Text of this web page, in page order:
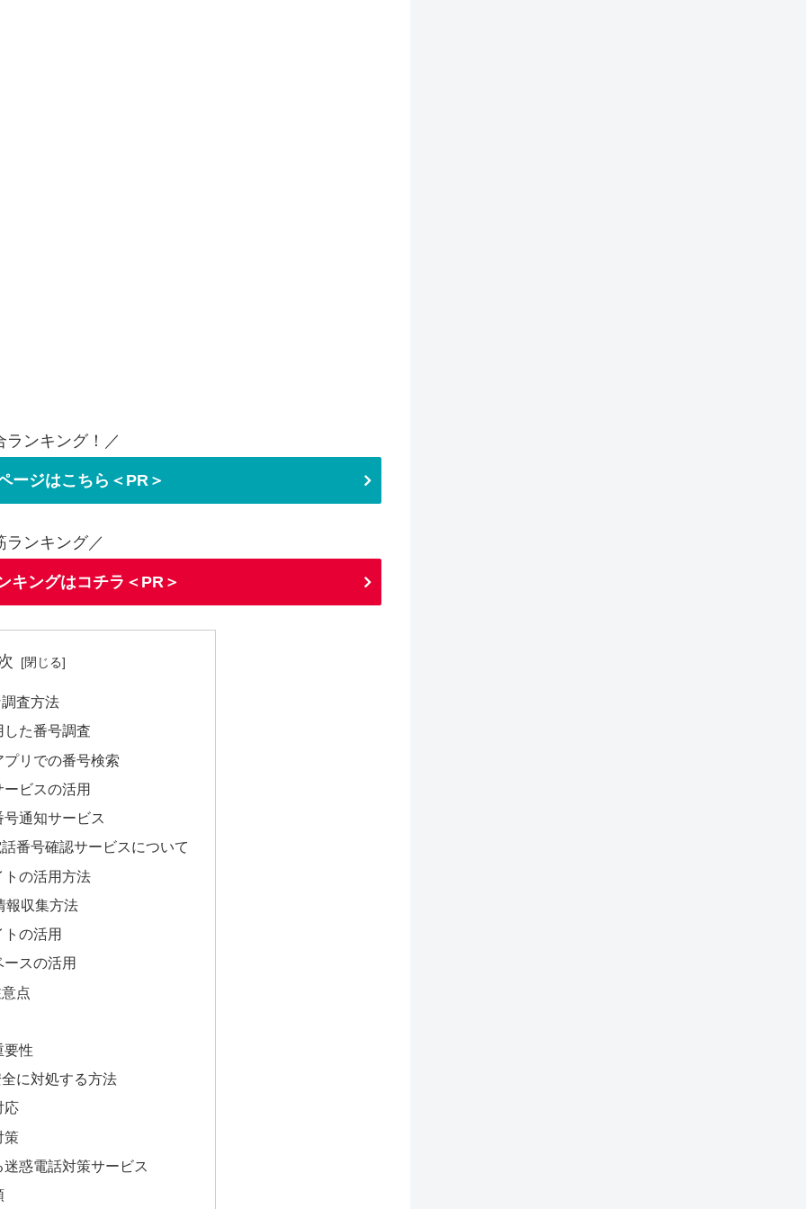
ランキング！／
ージはこちら＜PR＞
ランキング／
キングはコチラ＜PR＞
査方法
た番号調査
リでの番号検索
ビスの活用
通知サービス
番号確認サービスについて
トの活用方法
報収集方法
トの活用
スの活用
点
要性
に対処する方法
応
策
惑電話対策サービス